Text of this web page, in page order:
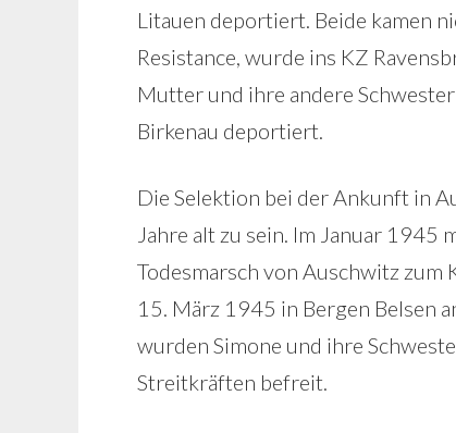
Litauen deportiert. Beide kamen
Resistance, wurde ins KZ
Mutter und ihre andere
Birkenau deportiert.
Die Selektion bei der Ankunft in
Jahre alt zu sein. Im Januar 1945
Todesmarsch von Auschwitz zum
15. März 1945 in Bergen Belsen
wurden Simone und ihre
Streitkräften befreit.